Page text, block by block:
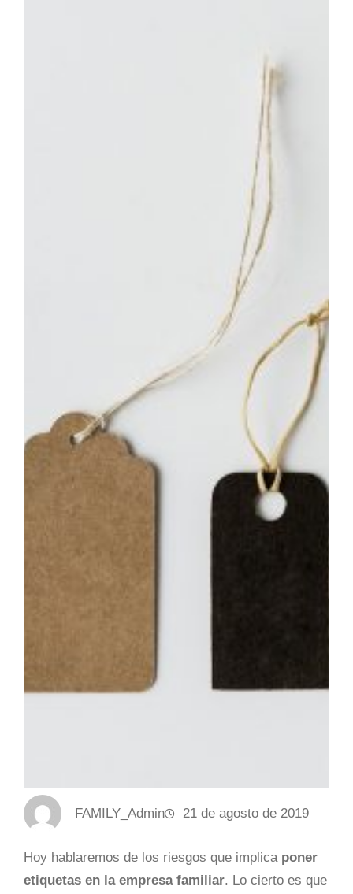
FAMILY_Admin 21 de agosto de 2019
Hoy hablaremos de los riesgos que implica poner
etiquetas en la empresa familiar. Lo cierto es que